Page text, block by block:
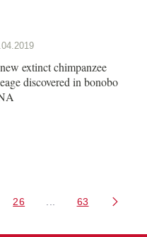
extinct chimpanzee
discovered in bonobo
Use TAB to navigate.
Page
26 Intermediate Pages
Page
63